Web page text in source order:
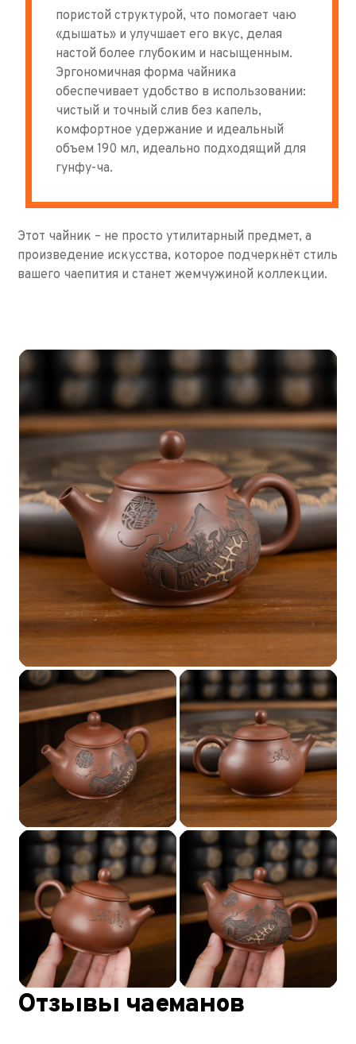
пористой структурой, что помогает чаю
«дышать» и улучшает его вкус, делая
настой более глубоким и насыщенным.
Эргономичная форма чайника
обеспечивает удобство в использовании:
чистый и точный слив без капель,
комфортное удержание и идеальный
объем 190 мл, идеально подходящий для
гунфу-ча.
Этот чайник – не просто утилитарный предмет, а
произведение искусства, которое подчеркнёт стиль
вашего чаепития и станет жемчужиной коллекции.
Отзывы чаеманов